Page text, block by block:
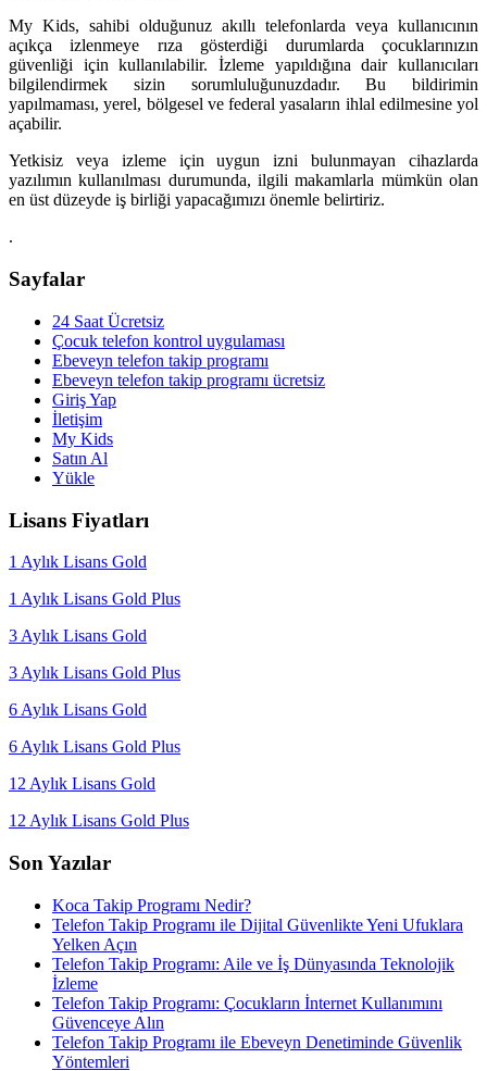
My Kids, sahibi olduğunuz akıllı telefonlarda veya kullanıcının
açıkça izlenmeye rıza gösterdiği durumlarda çocuklarınızın
güvenliği için kullanılabilir. İzleme yapıldığına dair kullanıcıları
bilgilendirmek sizin sorumluluğunuzdadır. Bu bildirimin
yapılmaması, yerel, bölgesel ve federal yasaların ihlal edilmesine yol
açabilir.
Yetkisiz veya izleme için uygun izni bulunmayan cihazlarda
yazılımın kullanılması durumunda, ilgili makamlarla mümkün olan
en üst düzeyde iş birliği yapacağımızı önemle belirtiriz.
.
Sayfalar
24 Saat Ücretsiz
Çocuk telefon kontrol uygulaması
Ebeveyn telefon takip programı
Ebeveyn telefon takip programı ücretsiz
Giriş Yap
İletişim
My Kids
Satın Al
Yükle
Lisans Fiyatları
1 Aylık Lisans Gold
1 Aylık Lisans Gold Plus
3 Aylık Lisans Gold
3 Aylık Lisans Gold Plus
6 Aylık Lisans Gold
6 Aylık Lisans Gold Plus
12 Aylık Lisans Gold
12 Aylık Lisans Gold Plus
Son Yazılar
Koca Takip Programı Nedir?
Telefon Takip Programı ile Dijital Güvenlikte Yeni Ufuklara
Yelken Açın
Telefon Takip Programı: Aile ve İş Dünyasında Teknolojik
İzleme
Telefon Takip Programı: Çocukların İnternet Kullanımını
Güvenceye Alın
Telefon Takip Programı ile Ebeveyn Denetiminde Güvenlik
Yöntemleri